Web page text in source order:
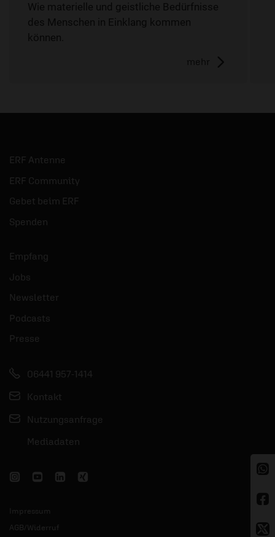
Wie materielle und geistliche Bedürfnisse
des Menschen in Einklang kommen
können.
mehr
ERF Antenne
ERF Community
Gebet beim ERF
Spenden
Empfang
Jobs
Newsletter
Podcasts
Presse
06441 957-1414
Kontakt
Nutzungsanfrage
Mediadaten
Impressum
AGB/Widerruf